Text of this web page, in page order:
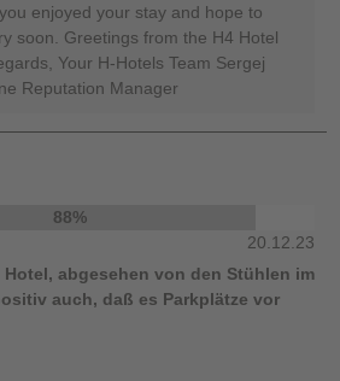
enjoyed your stay and hope to
soon. Greetings from the H4 Hotel
Your H-Hotels Team Sergej
Reputation Manager
88%
20.12.23
abgesehen von den Stühlen im
auch, daß es Parkplätze vor